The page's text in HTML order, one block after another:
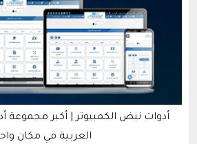
تعرف على أربعة حسابات مميزة